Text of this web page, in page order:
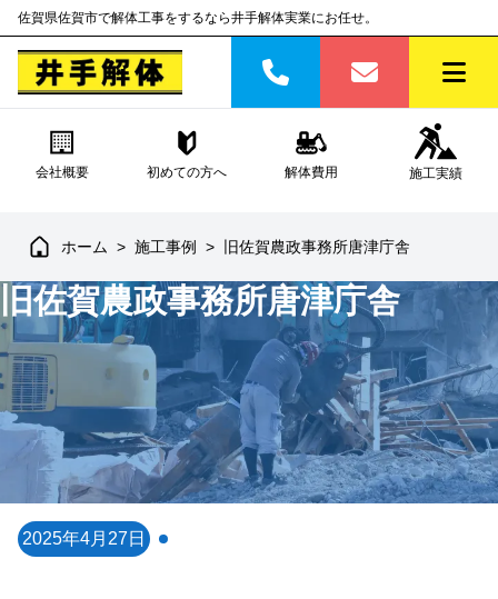
佐賀県佐賀市で解体工事をするなら井手解体実業にお任せ。
会社概要 初めての方へ 解体費用 施工実績
ホーム > 施工事例 > 旧佐賀農政事務所唐津庁舎
旧佐賀農政事務所唐津庁舎
2025年4月27日